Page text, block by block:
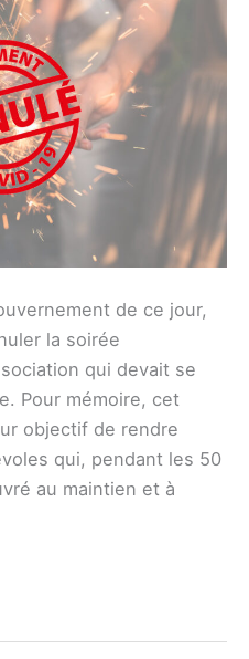
de ce jour,
la soirée
qui devait se
Pour mémoire, cet
objectif de rendre
qui, pendant les 50
au maintien et à